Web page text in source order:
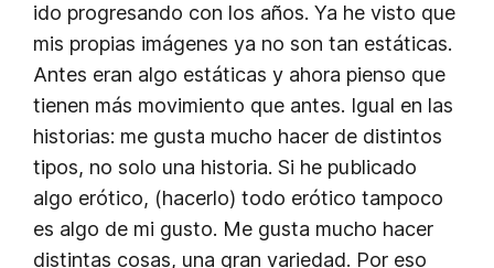
ido progresando con los años. Ya he visto que
mis propias imágenes ya no son tan estáticas.
Antes eran algo estáticas y ahora pienso que
tienen más movimiento que antes. Igual en las
historias: me gusta mucho hacer de distintos
tipos, no solo una historia. Si he publicado
algo erótico, (hacerlo) todo erótico tampoco
es algo de mi gusto. Me gusta mucho hacer
distintas cosas, una gran variedad. Por eso